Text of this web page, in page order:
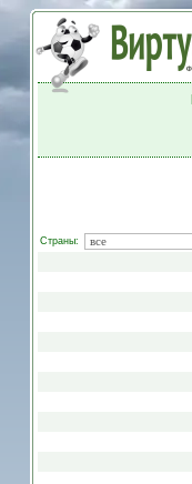
Страны: